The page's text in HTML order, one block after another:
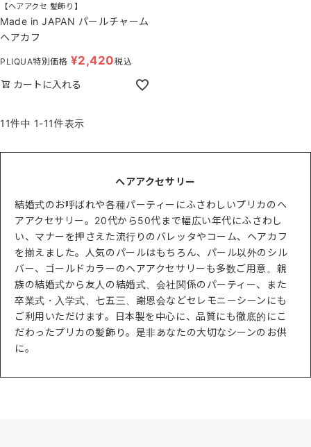
【ヘアアクセ 髪飾り】
Made in JAPAN パールチャーム
ヘアカフ
PLIQUA特別価格 ¥2,420税込
カートに入れる
11件中 1-11件表示
ヘアアクセサリー
結婚式のお呼ばれや各種パーティーにふさわしいプリカのヘ
アアクセサリー。20代から50代まで幅広い年代にふさわし
い、マナーを押さえた流行りのバレッタやコーム、ヘアカフ
を揃えました。人気のパールはもちろん、パール以外のシル
バー、ゴールドカラーのヘアアクセサリーも多数ご用意。親
族の結婚式から友人の結婚式、会社関係のパーティー、また
卒業式・入学式、七五三、謝恩会などセレモニーシーンにも
ご利用いただけます。日本製を中心に、品質にも徹底的にこ
だわったプリカの髪飾り。是非あなたの大切なシーンのお供
に。